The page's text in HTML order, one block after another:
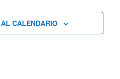
Cursos
CALENDARIO